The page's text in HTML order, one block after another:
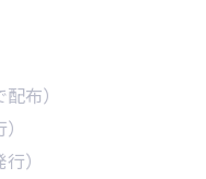
布）
）